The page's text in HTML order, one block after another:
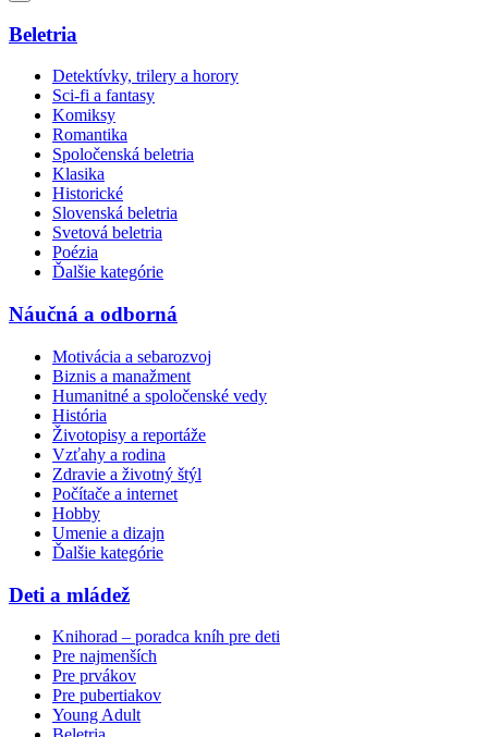
Beletria
Detektívky, trilery a horory
Sci-fi a fantasy
Komiksy
Romantika
Spoločenská beletria
Klasika
Historické
Slovenská beletria
Svetová beletria
Poézia
Ďalšie kategórie
Náučná a odborná
Motivácia a sebarozvoj
Biznis a manažment
Humanitné a spoločenské vedy
História
Životopisy a reportáže
Vzťahy a rodina
Zdravie a životný štýl
Počítače a internet
Hobby
Umenie a dizajn
Ďalšie kategórie
Deti a mládež
Knihorad – poradca kníh pre deti
Pre najmenších
Pre prvákov
Pre pubertiakov
Young Adult